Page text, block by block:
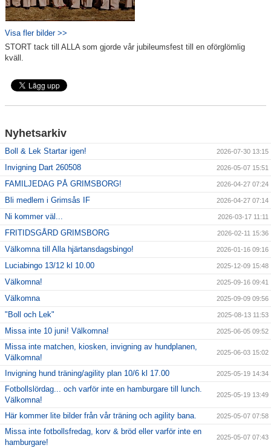
Visa fler bilder >>
STORT tack till ALLA som gjorde vår jubileumsfest till en oförglömlig
kväll.
Nyhetsarkiv
Boll & Lek Startar igen! 2026-07-30 13:15
Invigning Dart 260508 2026-05-07 15:51
FAMILJEDAG PÅ GRIMSBORG! 2026-04-27 07:24
Bli medlem i Grimsås IF 2026-04-27 07:14
Ni kommer väl... 2026-03-17 11:11
FRITIDSGÅRD GRIMSBORG 2026-02-11 15:36
Välkomna till Alla hjärtansdagsbingo! 2026-01-16 09:16
Luciabingo 13/12 kl 10.00 2025-12-09 15:48
Välkomna! 2025-09-16 09:41
Välkomna 2025-09-09 09:56
"Boll och Lek" 2025-08-13 11:53
Missa inte 10 juni! Välkomna! 2025-06-05 09:52
Missa inte matchen, kiosken, invigning av hundplanen,
Välkomna!
2025-06-03 15:02
Invigning hund träning/agility plan 10/6 kl 17.00 2025-05-19 14:34
Fotbollslördag... och varför inte en hamburgare till lunch.
Välkomna!
2025-05-19 13:49
Här kommer lite bilder från vår träning och agility bana. 2025-05-07 07:58
Missa inte fotbollsfredag, korv & bröd eller varför inte en
hamburgare!
2025-05-07 07:43